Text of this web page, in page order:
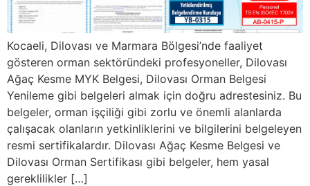
Kocaeli, Dilovası ve Marmara Bölgesi’nde faaliyet
gösteren orman sektöründeki profesyoneller, Dilovası
Ağaç Kesme MYK Belgesi, Dilovası Orman Belgesi
Yenileme gibi belgeleri almak için doğru adrestesiniz. Bu
belgeler, orman işçiliği gibi zorlu ve önemli alanlarda
çalışacak olanların yetkinliklerini ve bilgilerini belgeleyen
resmi sertifikalardır. Dilovası Ağaç Kesme Belgesi ve
Dilovası Orman Sertifikası gibi belgeler, hem yasal
gereklilikler […]